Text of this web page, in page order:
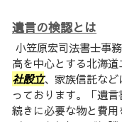
遺言の検認とは
小笠原宏司法書士事務
高を中心とする北海道
社設立、家族信託な
っております。「遺
続きに必要な物と費